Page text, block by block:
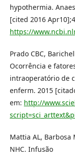
hypothermia.
[cited 2016
https://
Prado CBC,
Ocorrência e
intraoperatório de
enferm. 2015
em: http://
Mattia AL, Barbosa
NHC. Infusão